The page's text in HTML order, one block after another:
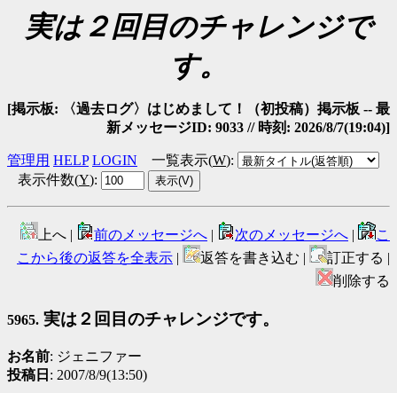
実は２回目のチャレンジで
す。
[掲示板: 〈過去ログ〉はじめまして！（初投稿）掲示板 -- 最
新メッセージID: 9033 // 時刻: 2026/8/7(19:04)]
管理用 HELP LOGIN 一覧表示(W):
表示件数(Y):
上へ | 前のメッセージへ | 次のメッセージへ |
こ
こから後の返答を全表示 | 返答を書き込む |
訂正する |
削除する
5965. 実は２回目のチャレンジです。
お名前: ジェニファー
投稿日 : 2007/8/9(13:50)